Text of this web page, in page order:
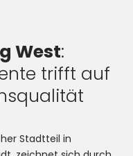
West:
trifft auf
Stadtteil in